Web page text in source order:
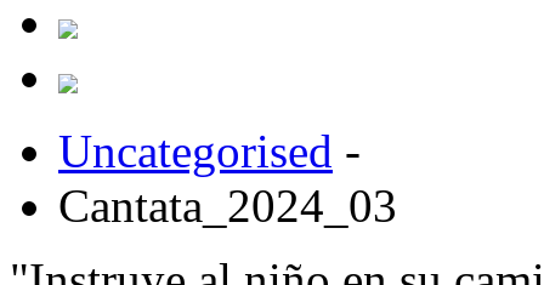
Uncategorised -
Cantata_2024_03